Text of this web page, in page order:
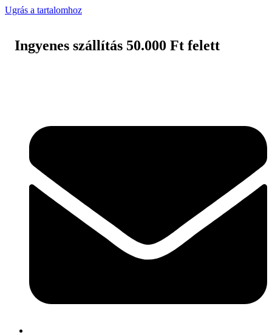
Ugrás a tartalomhoz
Ingyenes szállítás 50.000 Ft felett